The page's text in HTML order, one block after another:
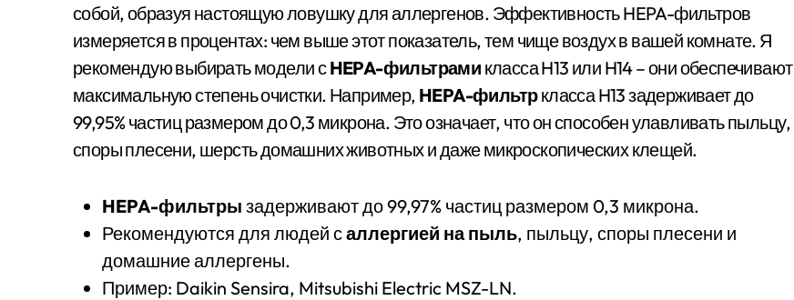
собой, образуя настоящую ловушку для аллергенов. Эффективность HEPA-фильтров
измеряется в процентах: чем выше этот показатель, тем чище воздух в вашей комнате. Я
рекомендую выбирать модели сHEPA-фильтрами класса H13 или H14 – они обеспечивают
максимальную степень очистки. Например, HEPA-фильтркласса H13 задерживает до
99,95% частиц размером до 0,3 микрона. Это означает, что он способен улавливать пыльцу,
споры плесени, шерсть домашних животных и даже микроскопических клещей.
HEPA-фильтры задерживают до 99,97% частиц размером 0,3 микрона.
Рекомендуются для людей саллергией на пыль, пыльцу, споры плесени и
домашние аллергены.
Пример: Daikin Sensira, Mitsubishi Electric MSZ-LN.